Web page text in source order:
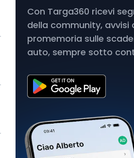
Con Targa360 ricevi
della community, avvisi
promemoria sulle
auto, sempre sotto